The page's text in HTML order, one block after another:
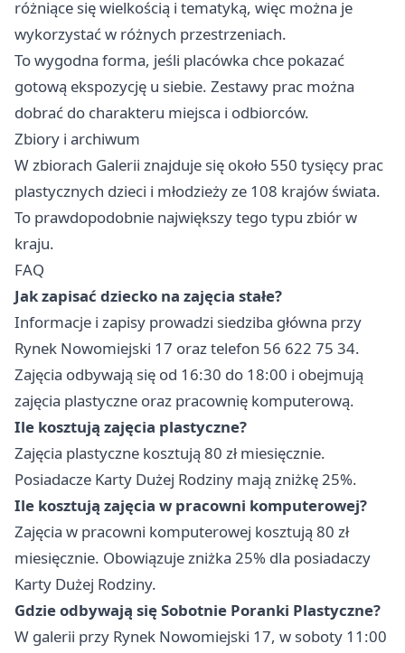
różniące się wielkością i tematyką, więc można je
wykorzystać w różnych przestrzeniach.
To wygodna forma, jeśli placówka chce pokazać
gotową ekspozycję u siebie. Zestawy prac można
dobrać do charakteru miejsca i odbiorców.
Zbiory i archiwum
W zbiorach Galerii znajduje się około 550 tysięcy prac
plastycznych dzieci i młodzieży ze 108 krajów świata.
To prawdopodobnie największy tego typu zbiór w
kraju.
FAQ
Jak zapisać dziecko na zajęcia stałe?
Informacje i zapisy prowadzi siedziba główna przy
Rynek Nowomiejski 17 oraz telefon 56 622 75 34.
Zajęcia odbywają się od 16:30 do 18:00 i obejmują
zajęcia plastyczne oraz pracownię komputerową.
Ile kosztują zajęcia plastyczne?
Zajęcia plastyczne kosztują 80 zł miesięcznie.
Posiadacze Karty Dużej Rodziny mają zniżkę 25%.
Ile kosztują zajęcia w pracowni komputerowej?
Zajęcia w pracowni komputerowej kosztują 80 zł
miesięcznie. Obowiązuje zniżka 25% dla posiadaczy
Karty Dużej Rodziny.
Gdzie odbywają się Sobotnie Poranki Plastyczne?
W galerii przy Rynek Nowomiejski 17, w soboty 11:00